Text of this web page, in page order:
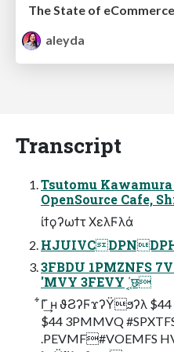
aleyda
Transcript
Tsutomu
OpenSource Cafe,
ίϯϙʔωϯτ ΧελϜλά
3FBDU 1PMZNFS
'MVY 3FEVY ΄͔֤छ
͋Γ͗͢ ʜ ϑϨʔϜϫʔΫϧʔλ $44
$44 3PMMVQ
.PEVMF#VOEMFS